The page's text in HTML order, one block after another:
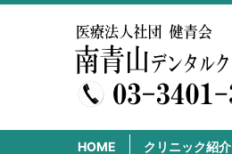
HOME クリニック紹介